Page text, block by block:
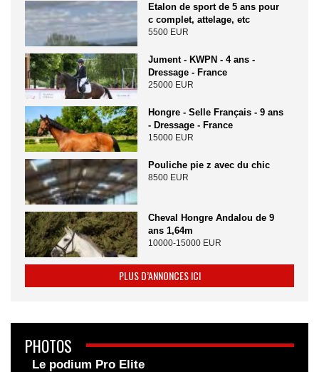
Etalon de sport de 5 ans pour
c complet, attelage, etc
5500 EUR
Jument - KWPN - 4 ans -
Dressage - France
25000 EUR
Hongre - Selle Français - 9 ans
- Dressage - France
15000 EUR
Pouliche pie z avec du chic
8500 EUR
Cheval Hongre Andalou de 9
ans 1,64m
10000-15000 EUR
PLUS D’ANNONCES ICI
PHOTOS
Le podium Pro Elite